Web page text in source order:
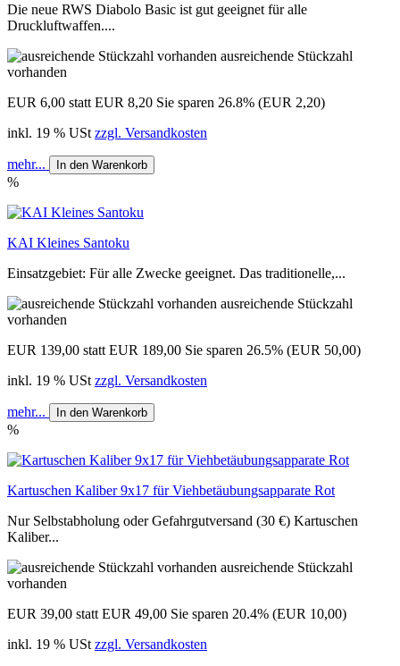
Die neue RWS Diabolo Basic ist gut geeignet für alle
Druckluftwaffen....
ausreichende Stückzahl
vorhanden
EUR 6,00 statt EUR 8,20 Sie sparen 26.8% (EUR 2,20)
inkl. 19 % USt zzgl. Versandkosten
mehr... In den Warenkorb
%
KAI Kleines Santoku
Einsatzgebiet: Für alle Zwecke geeignet. Das traditionelle,...
ausreichende Stückzahl
vorhanden
EUR 139,00 statt EUR 189,00 Sie sparen 26.5% (EUR 50,00)
inkl. 19 % USt zzgl. Versandkosten
mehr... In den Warenkorb
%
Kartuschen Kaliber 9x17 für Viehbetäubungsapparate Rot
Nur Selbstabholung oder Gefahrgutversand (30 €) Kartuschen
Kaliber...
ausreichende Stückzahl
vorhanden
EUR 39,00 statt EUR 49,00 Sie sparen 20.4% (EUR 10,00)
inkl. 19 % USt zzgl. Versandkosten